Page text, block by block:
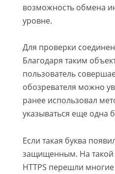
возможность обмена
уровне.
Для проверки
Благодаря таким
пользователь
обозревателя можно
ранее использовал
указываться еще одна
Если такая буква
защищенным. На такой
HTTPS перешли